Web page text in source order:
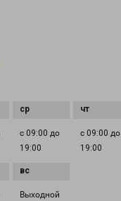
с 09:00 до
19:00
с 09:00 до
19:00
Выходной